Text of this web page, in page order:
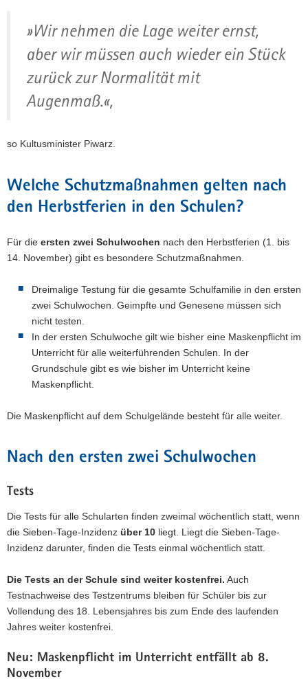
»Wir nehmen die Lage weiter ernst,
aber wir müssen auch wieder ein Stück
zurück zur Normalität mit
Augenmaß.«,
so Kultusminister Piwarz.
Welche Schutzmaßnahmen gelten nach
den Herbstferien in den Schulen?
Für die ersten zwei Schulwochen nach den Herbstferien (1. bis
14. November) gibt es besondere Schutzmaßnahmen.
Dreimalige Testung für die gesamte Schulfamilie in den ersten
zwei Schulwochen. Geimpfte und Genesene müssen sich
nicht testen.
In der ersten Schulwoche gilt wie bisher eine Maskenpflicht im
Unterricht für alle weiterführenden Schulen. In der
Grundschule gibt es wie bisher im Unterricht keine
Maskenpflicht.
Die Maskenpflicht auf dem Schulgelände besteht für alle weiter.
Nach den ersten zwei Schulwochen
Tests
Die Tests für alle Schularten finden zweimal wöchentlich statt, wenn
die Sieben-Tage-Inzidenz über 10 liegt. Liegt die Sieben-Tage-
Inzidenz darunter, finden die Tests einmal wöchentlich statt.
Die Tests an der Schule sind weiter kostenfrei. Auch
Testnachweise des Testzentrums bleiben für Schüler bis zur
Vollendung des 18. Lebensjahres bis zum Ende des laufenden
Jahres weiter kostenfrei.
Neu: Maskenpflicht im Unterricht entfällt ab 8.
November